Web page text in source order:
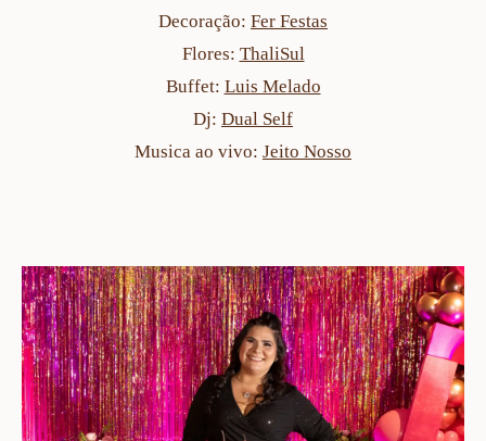
Decoração: Fer Festas
Flores: ThaliSul
Buffet: Luis Melado
Dj: Dual Self
Musica ao vivo: Jeito Nosso